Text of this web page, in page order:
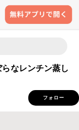
なレンチン蒸し
フォロー